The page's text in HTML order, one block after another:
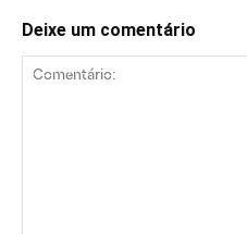
Deixe um comentário